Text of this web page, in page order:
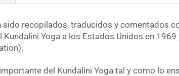
recopilados, traducidos y comentados
Yoga a los Estados Unidos en
del Kundalini Yoga tal y como lo